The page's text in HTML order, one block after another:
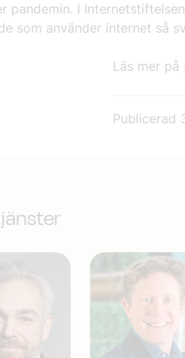
pandemin. I
som använder internet så
Läs mer på
Publicerad